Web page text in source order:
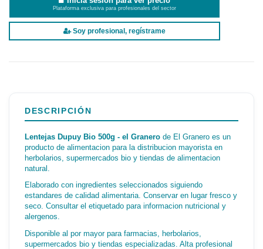
Plataforma exclusiva para profesionales del sector
Soy profesional, regístrame
DESCRIPCIÓN
Lentejas Dupuy Bio 500g - el Granero de El Granero es un
producto de alimentacion para la distribucion mayorista en
herbolarios, supermercados bio y tiendas de alimentacion
natural.
Elaborado con ingredientes seleccionados siguiendo
estandares de calidad alimentaria. Conservar en lugar fresco y
seco. Consultar el etiquetado para informacion nutricional y
alergenos.
Disponible al por mayor para farmacias, herbolarios,
supermercados bio y tiendas especializadas. Alta profesional